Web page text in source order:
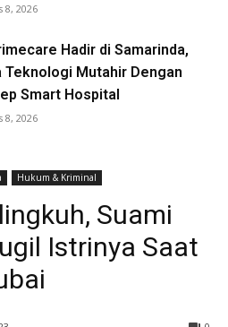
8, 2026
Hadir di Samarinda,
Teknologi Mutahir Dengan
Smart Hospital
8, 2026